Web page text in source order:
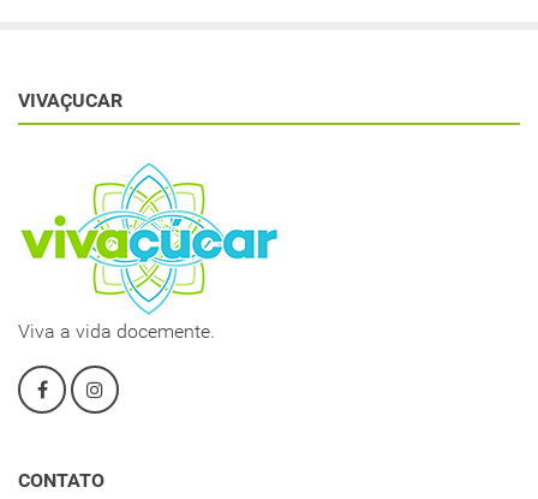
VIVAÇUCAR
Viva a vida docemente.
CONTATO